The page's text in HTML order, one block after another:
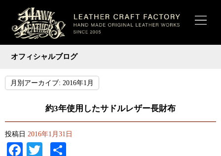
オフィシャルブログ
月別アーカイブ: 2016年1月
約3年使用したサドルレザー長財布
投稿日 2016年1月31日
Facebook
Twitter